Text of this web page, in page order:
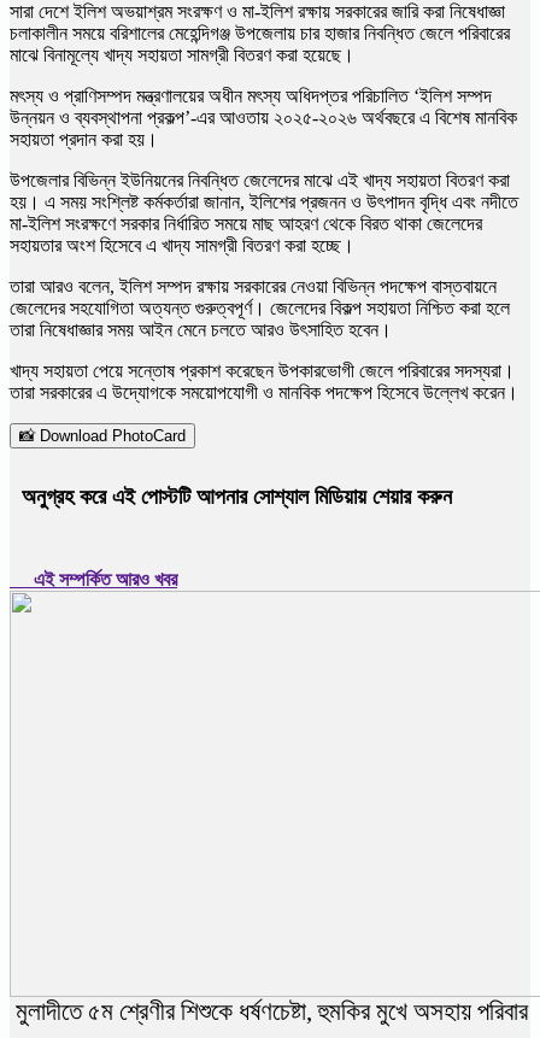
সারা দেশে ইলিশ অভয়াশ্রম সংরক্ষণ ও মা-ইলিশ রক্ষায় সরকারের জারি করা নিষেধাজ্ঞা
চলাকালীন সময়ে বরিশালের মেহেন্দিগঞ্জ উপজেলায় চার হাজার নিবন্ধিত জেলে পরিবারের
মাঝে বিনামূল্যে খাদ্য সহায়তা সামগ্রী বিতরণ করা হয়েছে।
মৎস্য ও প্রাণিসম্পদ মন্ত্রণালয়ের অধীন মৎস্য অধিদপ্তর পরিচালিত ‘ইলিশ সম্পদ
উন্নয়ন ও ব্যবস্থাপনা প্রকল্প’-এর আওতায় ২০২৫-২০২৬ অর্থবছরে এ বিশেষ মানবিক
সহায়তা প্রদান করা হয়।
উপজেলার বিভিন্ন ইউনিয়নের নিবন্ধিত জেলেদের মাঝে এই খাদ্য সহায়তা বিতরণ করা
হয়। এ সময় সংশ্লিষ্ট কর্মকর্তারা জানান, ইলিশের প্রজনন ও উৎপাদন বৃদ্ধি এবং নদীতে
মা-ইলিশ সংরক্ষণে সরকার নির্ধারিত সময়ে মাছ আহরণ থেকে বিরত থাকা জেলেদের
সহায়তার অংশ হিসেবে এ খাদ্য সামগ্রী বিতরণ করা হচ্ছে।
তারা আরও বলেন, ইলিশ সম্পদ রক্ষায় সরকারের নেওয়া বিভিন্ন পদক্ষেপ বাস্তবায়নে
জেলেদের সহযোগিতা অত্যন্ত গুরুত্বপূর্ণ। জেলেদের বিকল্প সহায়তা নিশ্চিত করা হলে
তারা নিষেধাজ্ঞার সময় আইন মেনে চলতে আরও উৎসাহিত হবেন।
খাদ্য সহায়তা পেয়ে সন্তোষ প্রকাশ করেছেন উপকারভোগী জেলে পরিবারের সদস্যরা।
তারা সরকারের এ উদ্যোগকে সময়োপযোগী ও মানবিক পদক্ষেপ হিসেবে উল্লেখ করেন।
📸 Download PhotoCard
অনুগ্রহ করে এই পোস্টটি আপনার সোশ্যাল মিডিয়ায় শেয়ার করুন
এই সম্পর্কিত আরও খবর
মুলাদীতে ৫ম শ্রেণীর শিশুকে ধর্ষণচেষ্টা, হুমকির মুখে অসহায় পরিবার